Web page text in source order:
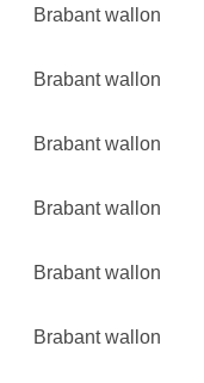
Brabant wallon
Brabant wallon
Brabant wallon
Brabant wallon
Brabant wallon
Brabant wallon